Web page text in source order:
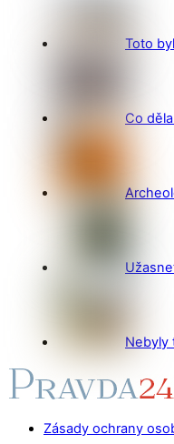
Toto
Co
Nebyly
Zásady ochrany